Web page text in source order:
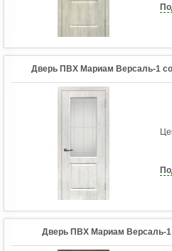
Дверь ПВХ Мариам Версаль-1
Дверь ПВХ Мариам Версаль-1